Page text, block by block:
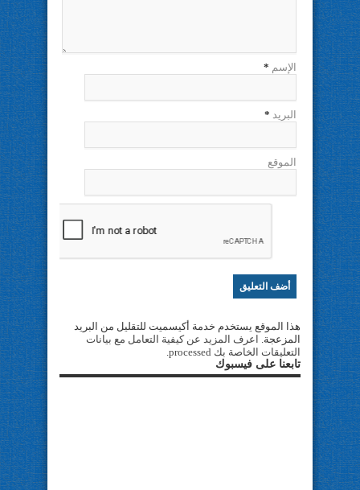
الإسم *
البريد *
الموقع
هذا الموقع يستخدم خدمة أكيسميت للتقليل من البريد
المزعجة. اعرف المزيد عن كيفية التعامل مع بيانات
التعليقات الخاصة بك processed
.
تابعنا على فيسبوك